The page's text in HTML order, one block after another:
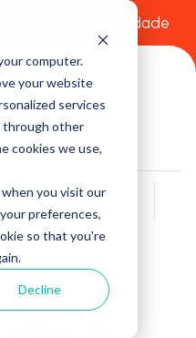
computer.
your website
services
through other
cookies we use,
you visit our
preferences,
so that you're
Decline
Política de Privacidade
Buscar